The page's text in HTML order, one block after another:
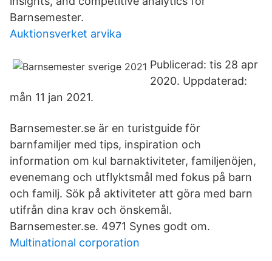
Barnsemester.
Auktionsverket arvika
Publicerad: tis 28 apr
2020. Uppdaterad:
mån 11 jan 2021.
Barnsemester.se är en turistguide för
barnfamiljer med tips, inspiration och
information om kul barnaktiviteter, familjenöjen,
evenemang och utflyktsmål med fokus på barn
och familj. Sök på aktiviteter att göra med barn
utifrån dina krav och önskemål.
Barnsemester.se. 4971 Synes godt om.
Multinational corporation